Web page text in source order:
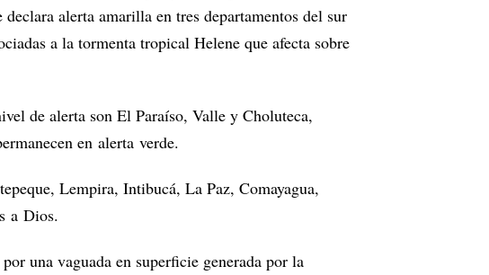
alerta amarilla en tres departamentos del sur
a la tormenta tropical Helene que afecta sobre
de alerta son El Paraíso, Valle y Choluteca,
en alerta verde.
Lempira, Intibucá, La Paz, Comayagua,
a Dios.
una vaguada en superficie generada por la